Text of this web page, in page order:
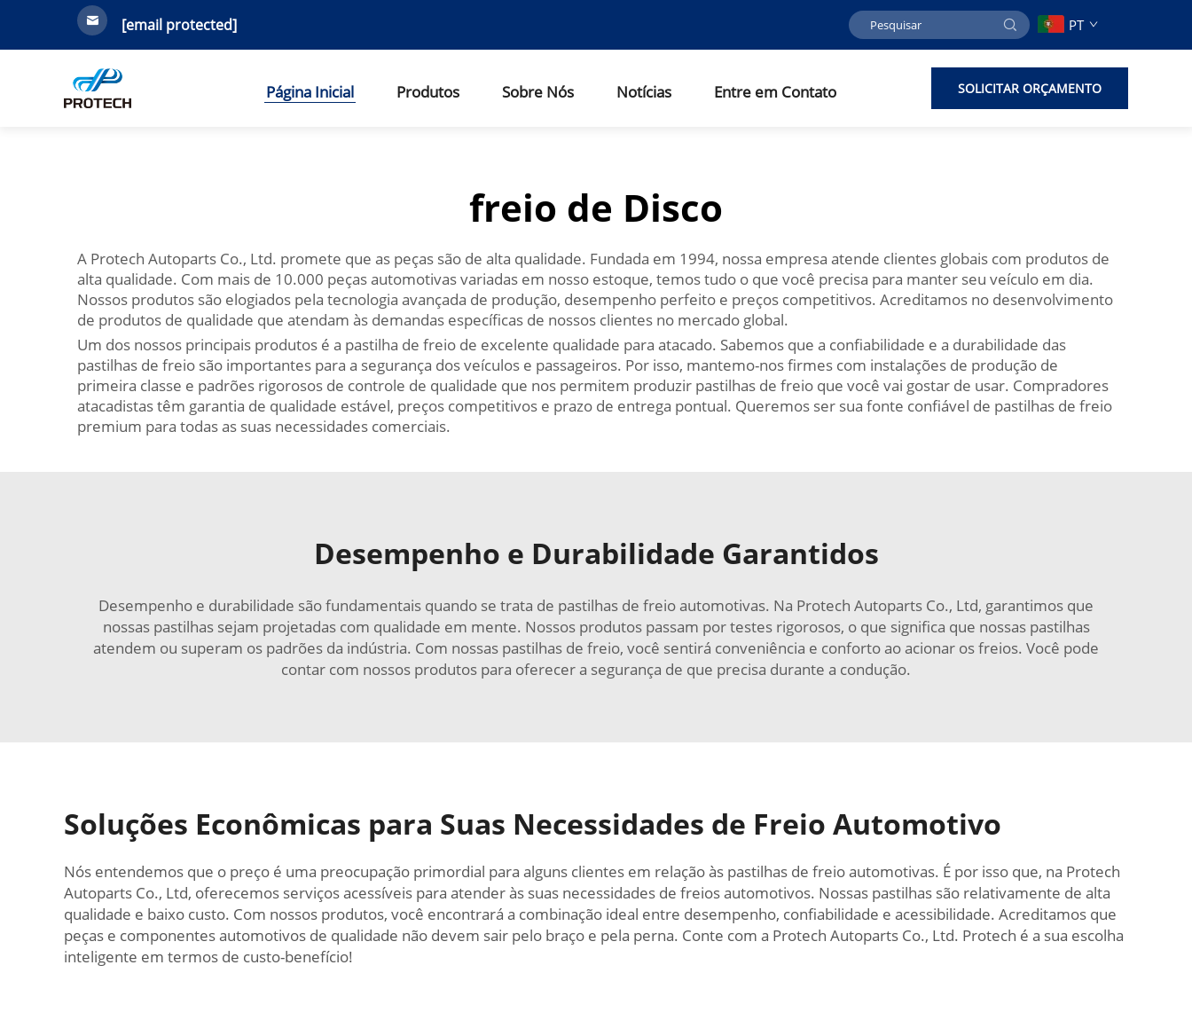
[email protected] PT
Página Inicial Produtos Sobre Nós Notícias Entre em Contato SOLICITAR ORÇAMENTO
freio de Disco
A Protech Autoparts Co., Ltd. promete que as peças são de alta qualidade. Fundada em 1994, nossa empresa atende clientes globais com produtos de
alta qualidade. Com mais de 10.000 peças automotivas variadas em nosso estoque, temos tudo o que você precisa para manter seu veículo em dia.
Nossos produtos são elogiados pela tecnologia avançada de produção, desempenho perfeito e preços competitivos. Acreditamos no desenvolvimento
de produtos de qualidade que atendam às demandas específicas de nossos clientes no mercado global.
Um dos nossos principais produtos é a pastilha de freio de excelente qualidade para atacado. Sabemos que a confiabilidade e a durabilidade das
pastilhas de freio são importantes para a segurança dos veículos e passageiros. Por isso, mantemo-nos firmes com instalações de produção de
primeira classe e padrões rigorosos de controle de qualidade que nos permitem produzir pastilhas de freio que você vai gostar de usar. Compradores
atacadistas têm garantia de qualidade estável, preços competitivos e prazo de entrega pontual. Queremos ser sua fonte confiável de pastilhas de freio
premium para todas as suas necessidades comerciais.
Desempenho e Durabilidade Garantidos
Desempenho e durabilidade são fundamentais quando se trata de pastilhas de freio automotivas. Na Protech Autoparts Co., Ltd, garantimos que
nossas pastilhas sejam projetadas com qualidade em mente. Nossos produtos passam por testes rigorosos, o que significa que nossas pastilhas
atendem ou superam os padrões da indústria. Com nossas pastilhas de freio, você sentirá conveniência e conforto ao acionar os freios. Você pode
contar com nossos produtos para oferecer a segurança de que precisa durante a condução.
Soluções Econômicas para Suas Necessidades de Freio Automotivo
Nós entendemos que o preço é uma preocupação primordial para alguns clientes em relação às pastilhas de freio automotivas. É por isso que, na Protech
Autoparts Co., Ltd, oferecemos serviços acessíveis para atender às suas necessidades de freios automotivos. Nossas pastilhas são relativamente de alta
qualidade e baixo custo. Com nossos produtos, você encontrará a combinação ideal entre desempenho, confiabilidade e acessibilidade. Acreditamos que
peças e componentes automotivos de qualidade não devem sair pelo braço e pela perna. Conte com a Protech Autoparts Co., Ltd. Protech é a sua escolha
inteligente em termos de custo-benefício!